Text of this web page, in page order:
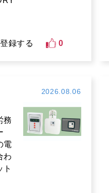
登録する 0
2026.08.06
務
電
わ